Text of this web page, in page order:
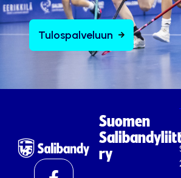
Tulospalveluun
Suomen
ry